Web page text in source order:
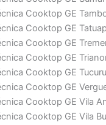
Cooktop GE
Cooktop GE
Cooktop GE
Cooktop GE
Cooktop GE
Cooktop GE
Cooktop GE Vila
Cooktop GE Vila